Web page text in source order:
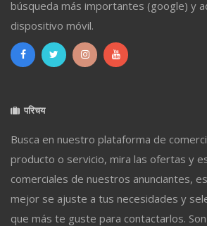
búsqueda más importantes (google) y
dispositivo móvil.
परिचय
Busca en nuestro plataforma de
producto o servicio, mira las ofertas y
comerciales de nuestros anunciantes,
mejor se ajuste a tus necesidades y
que más te guste para contactarlos.